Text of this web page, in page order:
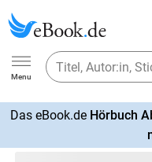
Ebook.de
Menu
Das eBook.de Hörbuch